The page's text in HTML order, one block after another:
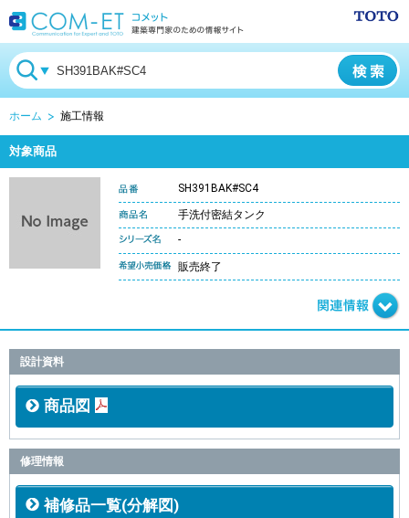
ホーム 施工情報
対象商品
SH391BAK#SC4
手洗付密結タンク
-
販売終了
設計資料
商品図
修理情報
補修品一覧(分解図)